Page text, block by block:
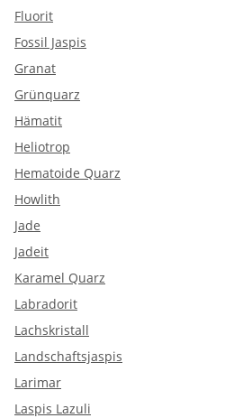
Fluorit
Fossil Jaspis
Granat
Grünquarz
Hämatit
Heliotrop
Hematoide Quarz
Howlith
Jade
Jadeit
Karamel Quarz
Labradorit
Lachskristall
Landschaftsjaspis
Larimar
Laspis Lazuli